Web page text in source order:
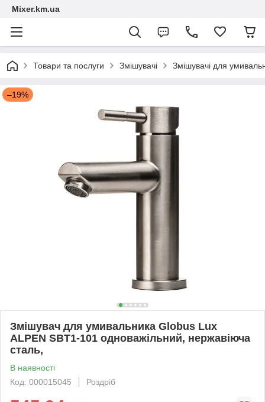
Mixer.km.ua
Товари та послуги Змішувачі Змішувачі для
–19%
Змішувач для умивальника Globus Lux
ALPEN SBT1-101 одноважільний, нержавіюча
сталь,
В наявності
Код: 000015045
Роздріб